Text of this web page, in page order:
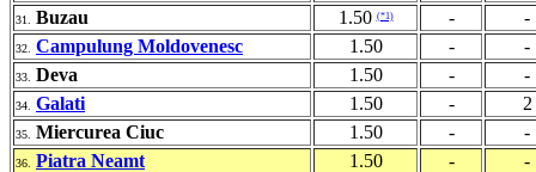
31. Buzau 1.50(*1) - -
32. Campulung Moldovenesc 1.50 - -
33. Deva 1.50 - -
34. Galati 1.50 - 2
35. Miercurea Ciuc 1.50 - -
36. Piatra Neamt 1.50 - -